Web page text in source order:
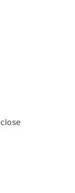
close